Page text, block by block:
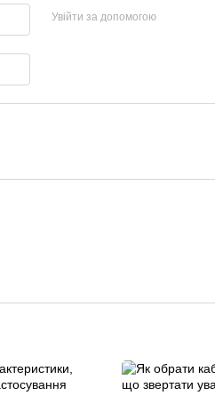
Увійти за допомогою